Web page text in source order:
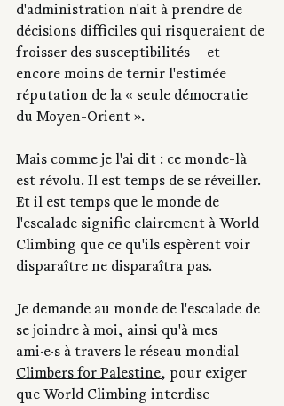
d'administration n'ait à prendre de
décisions difficiles qui risqueraient de
froisser des susceptibilités — et
encore moins de ternir l'estimée
réputation de la « seule démocratie
du Moyen-Orient ».
Mais comme je l'ai dit : ce monde-là
est révolu. Il est temps de se réveiller.
Et il est temps que le monde de
l'escalade signifie clairement à World
Climbing que ce qu'ils espèrent voir
disparaître ne disparaîtra pas.
Je demande au monde de l'escalade de
se joindre à moi, ainsi qu'à mes
ami·e·s à travers le réseau mondial
Climbers for Palestine, pour exiger
que World Climbing interdise